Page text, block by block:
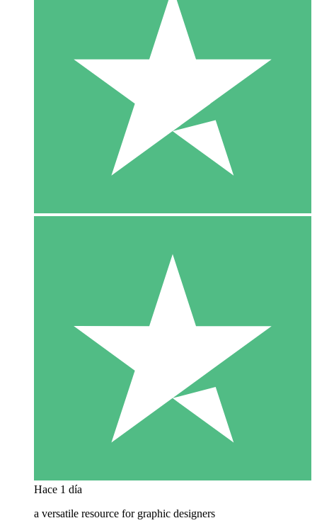
Hace 1 día
a versatile resource for graphic designers